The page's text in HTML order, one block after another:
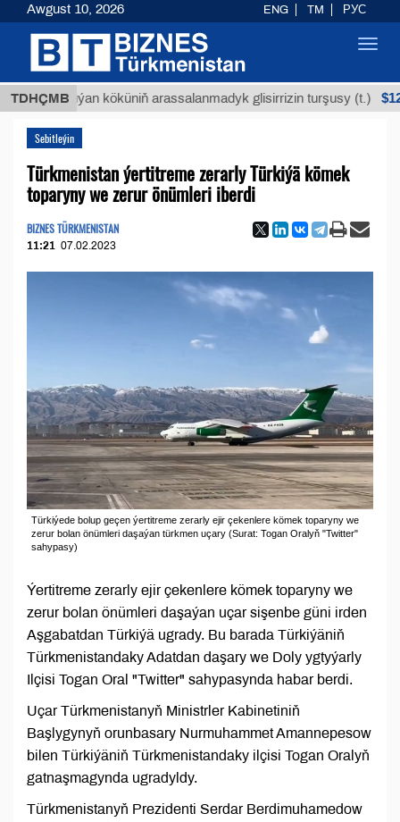
TDHÇMB
Buýan köküniň arassalanmadyk glisirrizin turşusy (t.) $12935,18
Sebitleýin
Türkmenistan ýertitreme zerarly Türkiýä kömek
toparyny we zerur önümleri iberdi
BIZNES TÜRKMENISTAN
11:21 07.02.2023
Türkiýede bolup geçen ýertitreme zerarly ejir çekenlere kömek toparyny we
zerur bolan önümleri daşaýan türkmen uçary (Surat: Togan Oralyň "Twitter"
sahypasy)
Ýertitreme zerarly ejir çekenlere kömek toparyny we
zerur bolan önümleri daşaýan uçar sişenbe güni irden
Aşgabatdan Türkiýä ugrady. Bu barada Türkiýäniň
Türkmenistandaky Adatdan daşary we Doly ygtyýarly
Ilçisi Togan Oral "Twitter" sahypasynda habar berdi.
Uçar Türkmenistanyň Ministrler Kabinetiniň
Başlygynyň orunbasary Nurmuhammet Amannepesow
bilen Türkiýäniň Türkmenistandaky ilçisi Togan Oralyň
gatnaşmagynda ugradyldy.
Türkmenistanyň Prezidenti Serdar Berdimuhamedow
Awgust 10, 2026 ENG TM РУС